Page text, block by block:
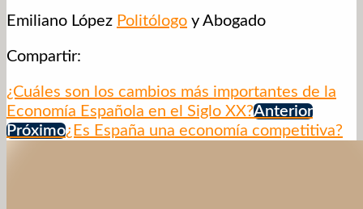
Emiliano López Politólogo y Abogado
Compartir:
¿Cuáles son los cambios más importantes de la
Economía Española en el Siglo XX?Anterior
Próximo¿Es España una economía competitiva?